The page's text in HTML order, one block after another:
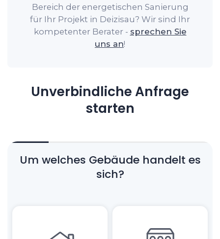
Bereich der energetischen Sanierung
für Ihr Projekt in Deizisau? Wir sind Ihr
kompetenter Berater - sprechen Sie
uns an!
Unverbindliche Anfrage
starten